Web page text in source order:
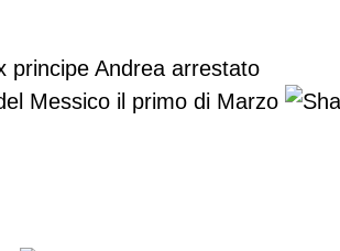
principe Andrea arrestato
Messico il primo di Marzo